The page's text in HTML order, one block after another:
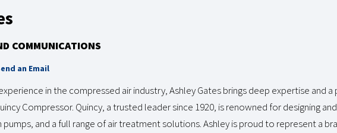
COMMUNICATIONS
an Email
in the compressed air industry, Ashley Gates brings deep expertise and
Compressor. Quincy, a trusted leader since 1920, is renowned for designing
pumps, and a full range of air treatment solutions. Ashley is proud to represent a